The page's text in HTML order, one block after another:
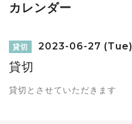
カレンダー
貸切 2023-06-27 (Tue)
貸切
貸切とさせていただきます